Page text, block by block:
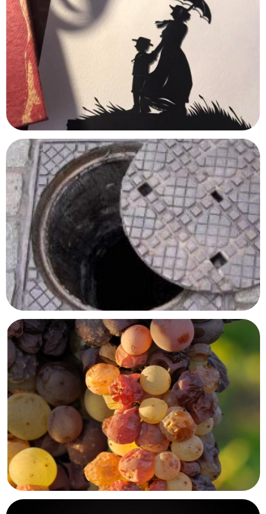
Océanopolis
Brest, Finistère
Maison Impressionniste – Claude Monet
Argenteuil, Val d'Oise
Musée des égouts
Bruxelles, Belgique